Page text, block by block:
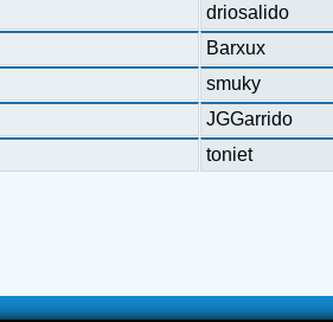
driosalido
Barxux
smuky
JGGarrido
toniet